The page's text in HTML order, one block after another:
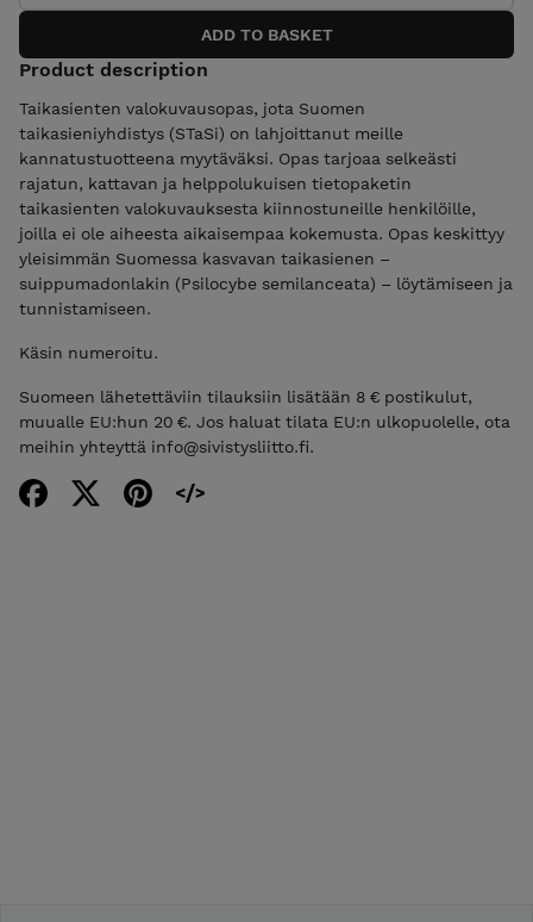
Product description
Taikasienten valokuvausopas, jota Suomen
taikasieniyhdistys (STaSi) on lahjoittanut meille
kannatustuotteena myytäväksi. Opas tarjoaa selkeästi
rajatun, kattavan ja helppolukuisen tietopaketin
taikasienten valokuvauksesta kiinnostuneille henkilöille,
joilla ei ole aiheesta aikaisempaa kokemusta. Opas keskittyy
yleisimmän Suomessa kasvavan taikasienen –
suippumadonlakin (Psilocybe semilanceata) – löytämiseen ja
tunnistamiseen.
Käsin numeroitu.
Suomeen lähetettäviin tilauksiin lisätään 8 € postikulut,
muualle EU:hun 20 €. Jos haluat tilata EU:n ulkopuolelle, ota
meihin yhteyttä info@sivistysliitto.fi.